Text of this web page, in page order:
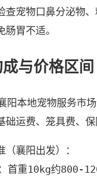
查宠物口鼻分泌物
胃不适。
与价格区间
阳本地宠物服务市
础运费、笼具费、保
（襄阳出发）：
首重10kg约800-